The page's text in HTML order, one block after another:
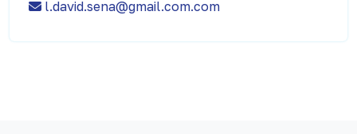
l.david.sena@gmail.com.com